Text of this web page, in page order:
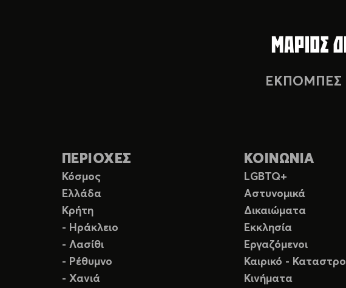
ΕΚΠΟΜΠΕΣ
ΠΕΡΙΟΧΕΣ
Κόσμος
Ελλάδα
Κρήτη
- Ηράκλειο
- Λασίθι
- Ρέθυμνο
- Χανιά
ΚΟΙΝΩΝΙΑ
LGBTQ+
Αστυνομικά
Δικαιώματα
Εκκλησία
Εργαζόμενοι
Καιρικό -
Κινήματα